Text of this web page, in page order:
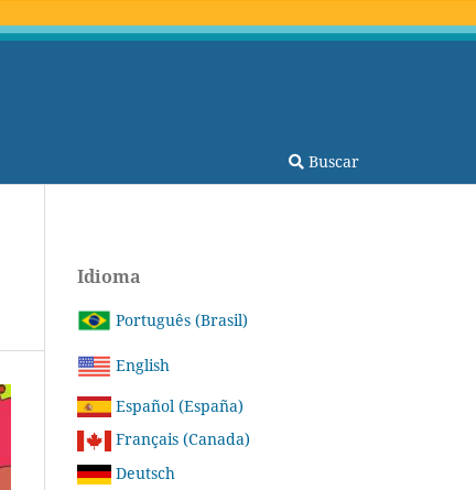
Buscar
Idioma
Português (Brasil)
English
Español (España)
Français (Canada)
Deutsch